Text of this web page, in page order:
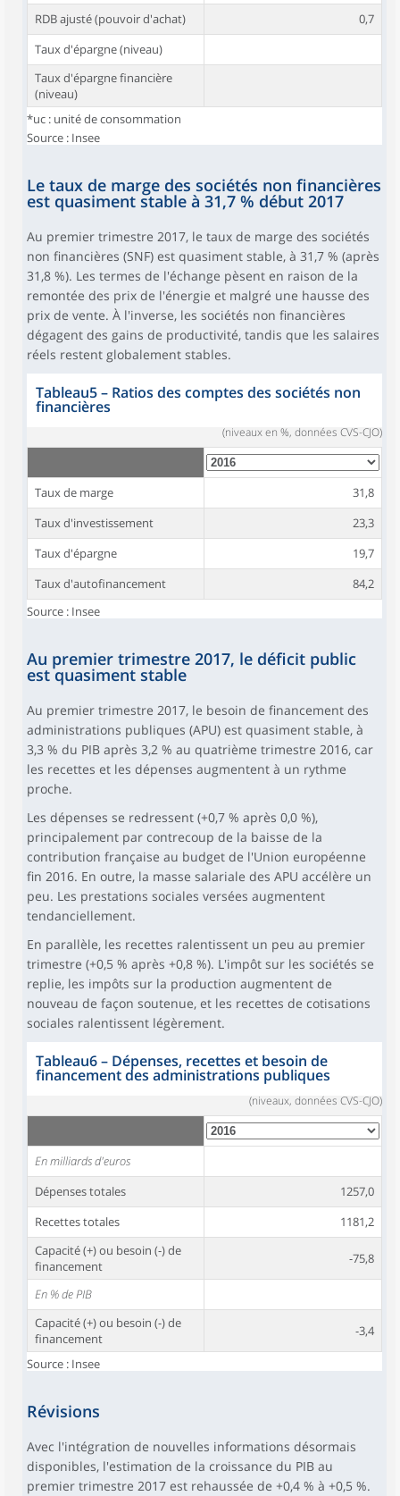
RDB ajusté (pouvoir d'achat)
0,7
Taux d'épargne (niveau)
Taux d'épargne financière
(niveau)
*uc : unité de consommation
Source : Insee
Le taux de marge des sociétés non financières
est quasiment stable à 31,7 % début 2017
Au premier trimestre 2017, le taux de marge des sociétés
non financières (SNF) est quasiment stable, à 31,7 % (après
31,8 %). Les termes de l'échange pèsent en raison de la
remontée des prix de l'énergie et malgré une hausse des
prix de vente. À l'inverse, les sociétés non financières
dégagent des gains de productivité, tandis que les salaires
réels restent globalement stables.
Tableau5– Ratios des comptes des sociétés non
financières
(niveaux en %, données CVS-CJO)
Taux de marge
31,8
Taux d'investissement
23,3
Taux d'épargne
19,7
Taux d'autofinancement
84,2
Source : Insee
Au premier trimestre 2017, le déficit public
est quasiment stable
Au premier trimestre 2017, le besoin de financement des
administrations publiques (APU) est quasiment stable, à
3,3 % du PIB après 3,2 % au quatrième trimestre 2016, car
les recettes et les dépenses augmentent à un rythme
proche.
Les dépenses se redressent (+0,7 % après 0,0 %),
principalement par contrecoup de la baisse de la
contribution française au budget de l'Union européenne
fin 2016. En outre, la masse salariale des APU accélère un
peu. Les prestations sociales versées augmentent
tendanciellement.
En parallèle, les recettes ralentissent un peu au premier
trimestre (+0,5 % après +0,8 %). L'impôt sur les sociétés se
replie, les impôts sur la production augmentent de
nouveau de façon soutenue, et les recettes de cotisations
sociales ralentissent légèrement.
Tableau6– Dépenses, recettes et besoin de
financement des administrations publiques
(niveaux, données CVS-CJO)
En milliards d'euros
Dépenses totales
1257,0
Recettes totales
1181,2
Capacité (+) ou besoin (-) de
financement
-75,8
En % de PIB
Capacité (+) ou besoin (-) de
financement
-3,4
Source : Insee
Révisions
Avec l'intégration de nouvelles informations désormais
disponibles, l'estimation de la croissance du PIB au
premier trimestre 2017 est rehaussée de +0,4 % à +0,5 %.